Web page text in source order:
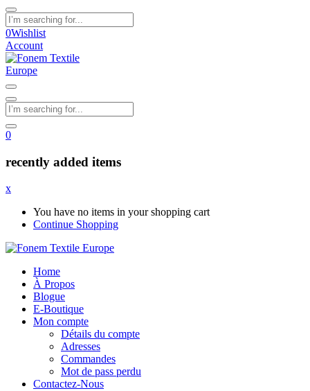
0Wishlist
Account
0
recently added items
x
You have no items in your shopping cart
Continue Shopping
Home
À Propos
Blogue
E-Boutique
Mon compte
Détails du compte
Adresses
Commandes
Mot de pass perdu
Contactez-Nous